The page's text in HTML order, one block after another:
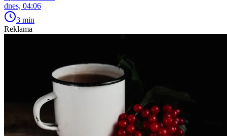
dnes, 04:06
3 min
Reklama